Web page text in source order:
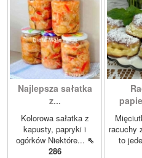
Najlepsza sałatka
z...
Kolorowa sałatka z
kapusty, papryki i
ogórków Niektóre... ⇖
286
racuchy
to